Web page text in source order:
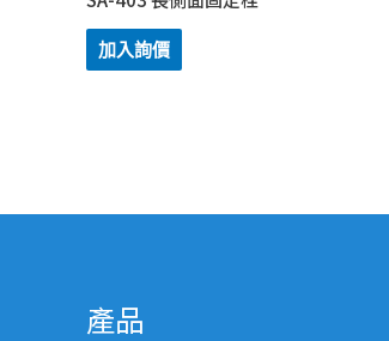
加入詢價
產品